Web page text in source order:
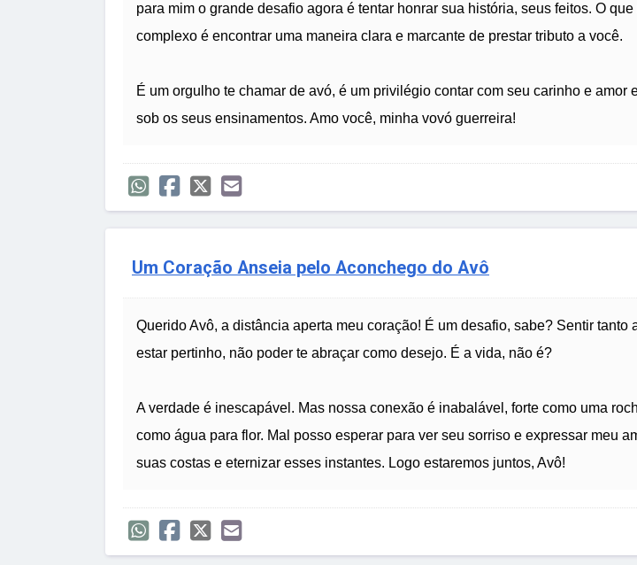
para mim o grande desafio agora é tentar honrar sua história, seus feitos. O
complexo é encontrar uma maneira clara e marcante de prestar tributo a você.
É um orgulho te chamar de avó, é um privilégio contar com seu carinho e amor
sob os seus ensinamentos. Amo você, minha vovó guerreira!
Um Coração Anseia pelo Aconchego do Avô
Querido Avô, a distância aperta meu coração! É um desafio, sabe? Sentir tanto
estar pertinho, não poder te abraçar como desejo. É a vida, não é?
A verdade é inescapável. Mas nossa conexão é inabalável, forte como uma
como água para flor. Mal posso esperar para ver seu sorriso e expressar meu
suas costas e eternizar esses instantes. Logo estaremos juntos, Avô!